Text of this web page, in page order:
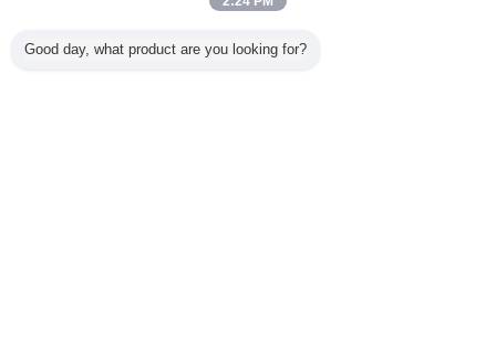
Good day, what product are you looking for?